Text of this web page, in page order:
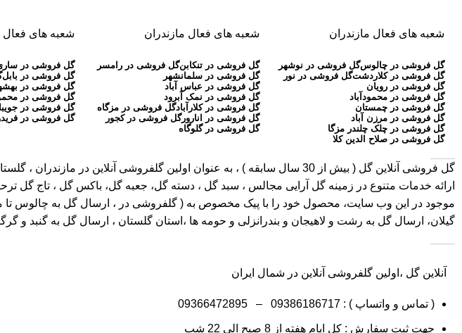
شعبه های فعال مازندران
گل فروشی در چالوسگل فروشی در نوشهر
گل فروشی در کلاردشتگل فروشی در نور
گل فروشی در رویان
گل فروشی در محمودآباد
گل فروشی در چمستان
گل فروشی در مرزن آباد
گل فروشی در چلک چلندر مزگا
گل فروشی در صلاح الدین کلا
شعبه های فعال مازندران
گل فروشی در تنکابنگل فروشی در رامسر
گل فروشی در سلمانشهر
گل فروشی در عباس آباد
گل فروشی در نمک آبرود
گل فروشی در کلارآبادگل فروشی در مزگاه
گل فروشی در انارورگل فروشی در کجور
گل فروشی در گلوگاه
شعبه های فعال
گل فروشی در
گل فروشی در بابل
گل فروشی در
گل فروشی در
گل فروشی در
گل فروشی در
گل فروشی آنلاین گل
ارائه خدمات متنوع در زمینه گل آرایی مجالس ، سبد گل ، دسته گل، جعبه گل، باکس گل ، تاج گل
موجود در این وب سایت، محصول خود را با پیک مخصوص به ( گلفروشی در ، ارسال گل به چالوس تا متل
گیلان، ارسال گل به رشت و لاهیجان و بندرانزلی و حومه ها ،استان گلستان ، ارسال گل به گنبد و
آنلاین گل ،اولین گلفروشی آنلاین در شمال ایران
( تماس و واتساپ ) : 09386186717
–
09366472895
جهت ثبت سفارش : کل ایام هفته از 8 صبح الی 22 شب